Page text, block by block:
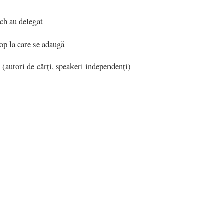
au delegat
la care se adaugă
de cărți, speakeri independenți)